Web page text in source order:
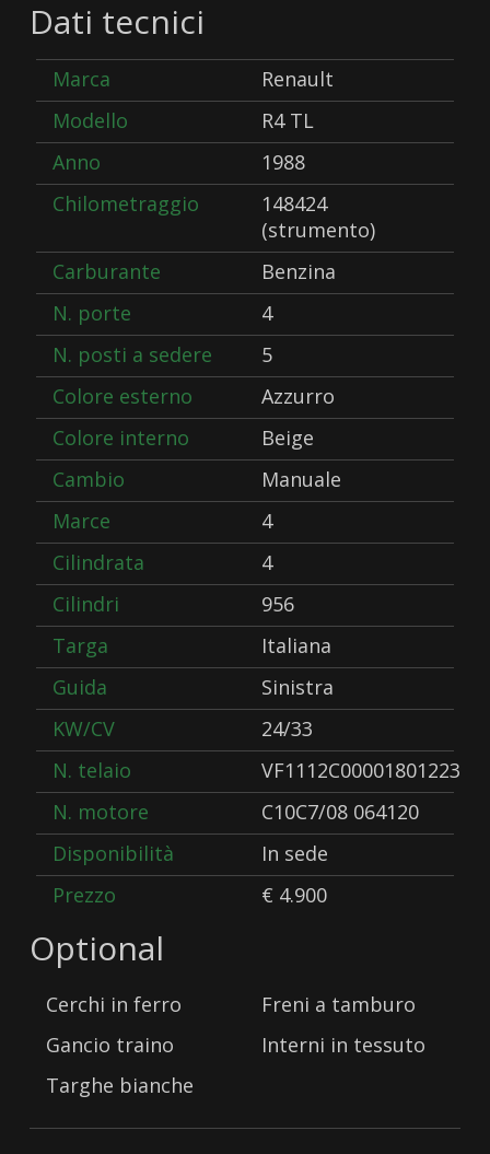
Dati tecnici
Marca
Renault
Modello
R4 TL
Anno
1988
Chilometraggio
148424
(strumento)
Carburante
Benzina
N. porte
4
N. posti a sedere
5
Colore esterno
Azzurro
Colore interno
Beige
Cambio
Manuale
Marce
4
Cilindrata
4
Cilindri
956
Targa
Italiana
Guida
Sinistra
KW/CV
24/33
N. telaio
VF1112C00001801223
N. motore
C10C7/08 064120
Disponibilità
In sede
Prezzo
€ 4.900
Optional
Cerchi in ferro
Freni a tamburo
Gancio traino
Interni in tessuto
Targhe bianche